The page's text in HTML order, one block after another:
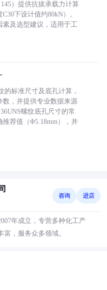
）提供抗拔承载力计算
下设计值约80kN）。
素及选型建议，适用于工
的标准尺寸及底孔计算，
数，并提供专业数据来源
螺纹底孔尺寸的常
推荐值（Φ5.18mm），并
咨询 进店
年成立，专营多种化工产
，服务众多领域。